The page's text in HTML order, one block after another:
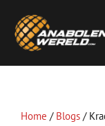
Home / Blogs /